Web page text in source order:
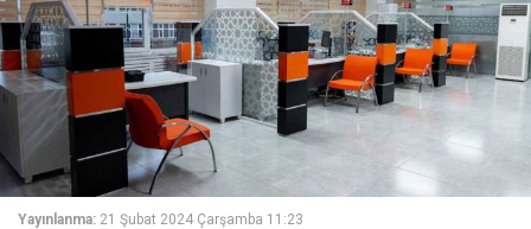
Yayınlanma: 21 Şubat 2024 Çarşamba 11:23